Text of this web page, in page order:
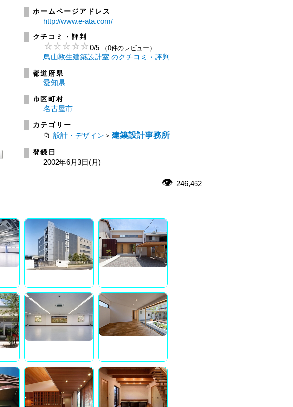
ホームページアドレス
http://www.e-ata.com/
クチコミ・評判
0/5 （0件のレビュー）
鳥山敦生建築設計室 のクチコミ・評判
都道府県
愛知県
市区町村
名古屋市
カテゴリー
設計・デザイン ＞ 建築設計事務所
登録日
2002年6月3日(月)
246,462